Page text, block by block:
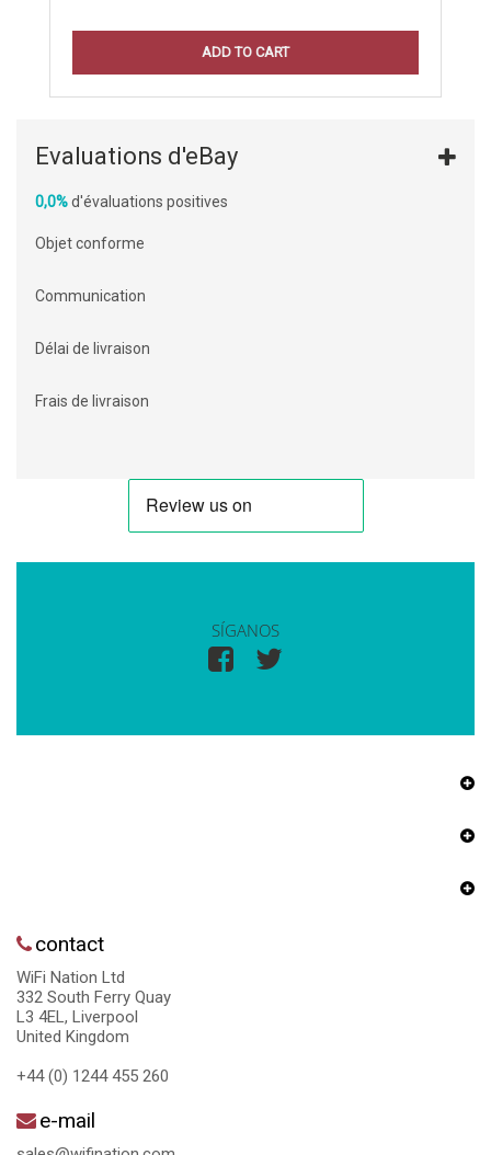
ADD TO CART
Evaluations d'eBay
0,0%d'évaluations positives
Objet conforme
Communication
Délai de livraison
Frais de livraison
SÍGANOS
contact
WiFi Nation Ltd
332 South Ferry Quay
L3 4EL, Liverpool
United Kingdom
+44 (0) 1244 455 260
e-mail